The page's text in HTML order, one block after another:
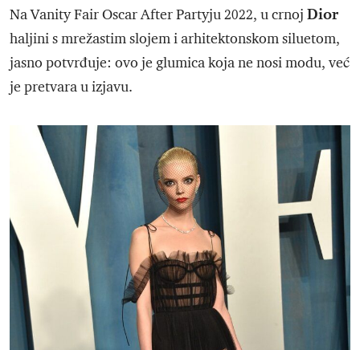
Na Vanity Fair Oscar After Partyju 2022, u crnoj Dior
haljini s mrežastim slojem i arhitektonskom siluetom,
jasno potvrđuje: ovo je glumica koja ne nosi modu, već
je pretvara u izjavu.